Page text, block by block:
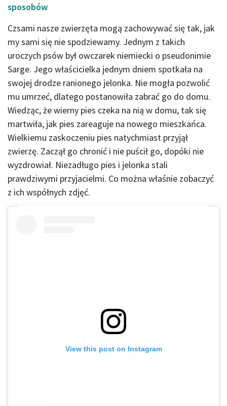
sposobów
Czsami nasze zwierzęta mogą zachowywać się tak, jak
my sami się nie spodziewamy. Jednym z takich
uroczych psów był owczarek niemiecki o pseudonimie
Sarge. Jego właścicielka jednym dniem spotkała na
swojej drodze ranionego jelonka. Nie mogła pozwolić
mu umrzeć, dlatego postanowiła zabrać go do domu.
Wiedząc, że wierny pies czeka na nią w domu, tak się
martwiła, jak pies zareaguje na nowego mieszkańca.
Wielkiemu zaskoczeniu pies natychmiast przyjął
zwierzę. Zaczął go chronić i nie puścił go, dopóki nie
wyzdrowiał. Niezadługo pies i jelonka stali
prawdziwymi przyjacielmi. Co można właśnie zobaczyć
z ich współnych zdjęć.
View this post on Instagram